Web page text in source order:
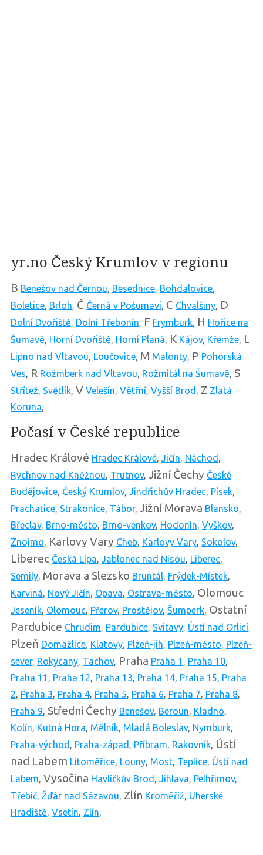
yr.no Český Krumlov v regionu
B Benešov nad Černou, Besednice, Bohdalovice,
Boletice, Brloh, Č Černá v Pošumaví, C Chvalšiny, D
Dolní Dvořiště, Dolní Třebonín, F Frymburk, H Hořice na
Šumavě, Horní Dvořiště, Horní Planá, K Kájov, Křemže, L
Lipno nad Vltavou, Loučovice, M Malonty, P Pohorská
Ves, R Rožmberk nad Vltavou, Rožmitál na Šumavě, S
Střítež, Světlík, V Velešín, Větřní, Vyšší Brod , Z Zlatá
Koruna,
Počasí v České republice
Hradec Králové Hradec Králové, Jičín, Náchod ,
Rychnov nad Kněžnou, Trutnov, Jižní Čechy České
Budějovice, Český Krumlov, Jindřichův Hradec, Písek,
Prachatice, Strakonice, Tábor, Jižní Morava Blansko,
Břeclav, Brno-město, Brno-venkov, Hodonín, Vyškov,
Znojmo, Karlovy Vary Cheb, Karlovy Vary, Sokolov,
Liberec Česká Lípa, Jablonec nad Nisou, Liberec,
Semily, Morava a Slezsko Bruntál, Frýdek-Místek,
Karviná, Nový Jičín, Opava, Ostrava-město, Olomouc
Jeseník, Olomouc, Přerov, Prostějov, Šumperk, Ostatní
Pardubice Chrudim, Pardubice, Svitavy, Ústí nad Orlicí,
Plzeň Domažlice, Klatovy, Plzeň-jih, Plzeň-město, Plzeň-
sever, Rokycany, Tachov, Praha Praha 1 , Praha 10,
Praha 11 , Praha 12, Praha 13, Praha 14, Praha 15, Praha
2, Praha 3, Praha 4, Praha 5, Praha 6, Praha 7, Praha 8,
Praha 9, Středni Čechy Benešov, Beroun, Kladno,
Kolín, Kutná Hora, Mělník, Mladá Boleslav, Nymburk,
Praha-východ , Praha-západ , Příbram, Rakovník, Ústí
nad Labem Litoměřice, Louny, Most, Teplice, Ústí nad
Labem, Vysočina Havlíčkův Brod , Jihlava, Pelhřimov,
Třebíč, Žďár nad Sázavou, Zlín Kroměříž, Uherské
Hradiště, Vsetín, Zlín,